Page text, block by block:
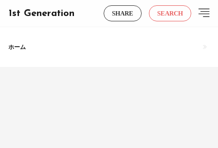
1st Generation SHARE SEARCH
ホーム